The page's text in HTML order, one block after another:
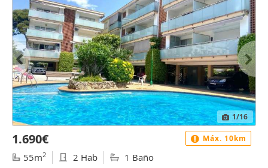
1/16
1.690€
55m2 2 Hab 1 Baño
Máx. 10km